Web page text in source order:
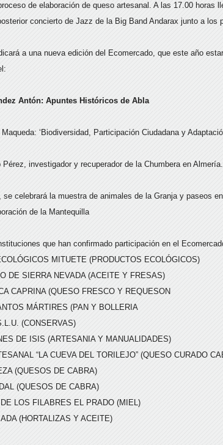
de elaboración de queso artesanal. A las 17.00 horas
concierto de Jazz de la Big Band Andarax junto a los
a una nueva edición del Ecomercado, que este año
Antón: Apuntes Históricos de Abla
Maqueda: ‘Biodiversidad, Participación Ciudadana y
Pérez, investigador y recuperador de la Chumbera en Almería.
se celebrará la muestra de animales de la Granja y paseos
de la Mantequilla
que han confirmado participación en el
MITUETE (PRODUCTOS ECOLÓGICOS)
DE SIERRA NEVADA (ACEITE Y FRESAS)
CAPRINA (QUESO FRESCO Y REQUESON
MÁRTIRES (PAN Y BOLLERIA
(CONSERVAS)
DE ISIS (ARTESANIA Y MANUALIDADES)
“LA CUEVA DEL TORILEJO” (QUESO CURADO
(QUESOS DE CABRA)
(QUESOS DE CABRA)
LOS FILABRES EL PRADO (MIEL)
(HORTALIZAS Y ACEITE)